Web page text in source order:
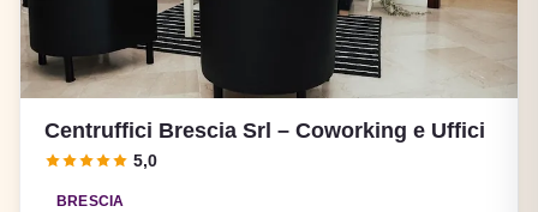
Centruffici Brescia Srl – Coworking e Uffici
5,0
BRESCIA